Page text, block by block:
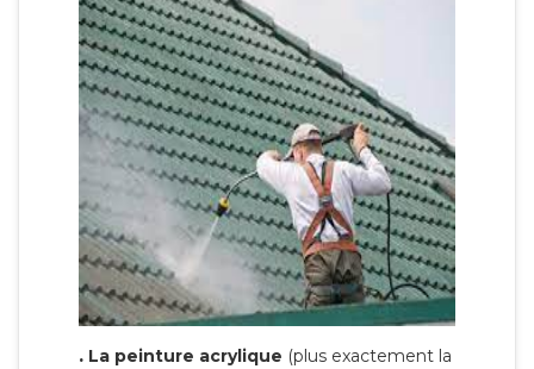
. La peinture acrylique (plus exactement la